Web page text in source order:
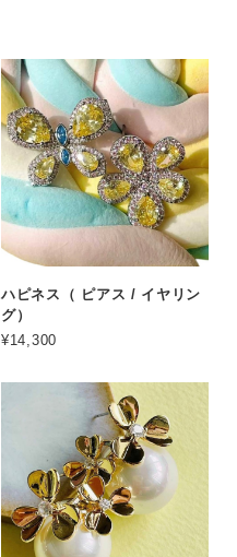
ハピネス（ ピアス / イヤリン
グ）
¥14,300